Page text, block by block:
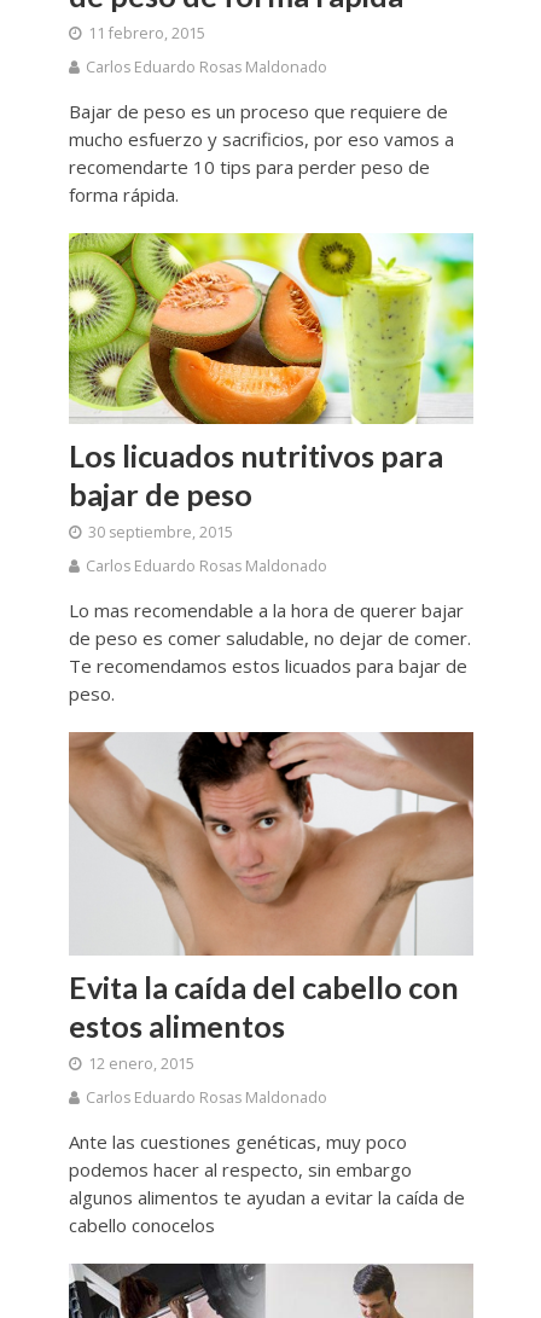
11 febrero, 2015
Carlos Eduardo Rosas Maldonado
Bajar de peso es un proceso que requiere de
mucho esfuerzo y sacrificios, por eso vamos a
recomendarte 10 tips para perder peso de
forma rápida.
Los licuados nutritivos para
bajar de peso
30 septiembre, 2015
Carlos Eduardo Rosas Maldonado
Lo mas recomendable a la hora de querer bajar
de peso es comer saludable, no dejar de comer.
Te recomendamos estos licuados para bajar de
peso.
Evita la caída del cabello con
estos alimentos
12 enero, 2015
Carlos Eduardo Rosas Maldonado
Ante las cuestiones genéticas, muy poco
podemos hacer al respecto, sin embargo
algunos alimentos te ayudan a evitar la caída de
cabello conocelos